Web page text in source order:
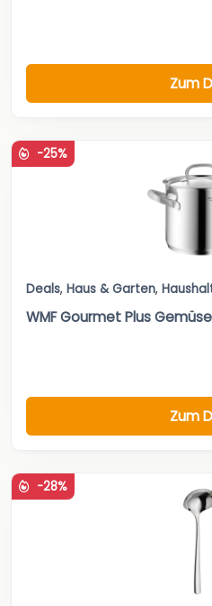
Zum
-25%
Deals, Haus & Garten,
WMF Gourmet Plus
Zum
-28%